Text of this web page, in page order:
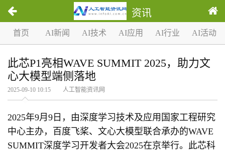
资讯
首页 AI新闻 AI技术 AI应用 AI行业 AI活动
此芯P1亮相WAVE SUMMIT 2025，助力文
心大模型端侧落地
2025-09-10 10:15 人工智能资讯网
2025年9月9日，由深度学习技术及应用国家工程研究
中心主办，百度飞桨、文心大模型联合承办的WAVE
SUMMIT深度学习开发者大会2025在京举行。此芯科